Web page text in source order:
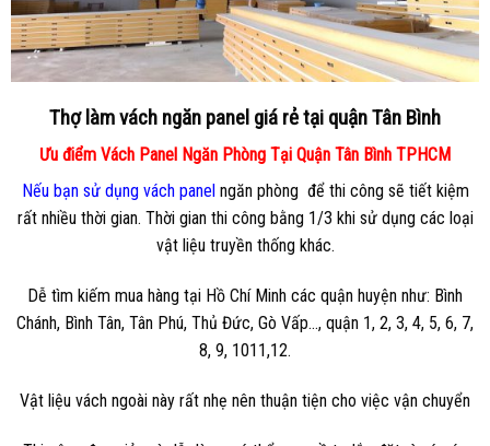
Thợ làm vách ngăn panel giá rẻ tại quận Tân Bình
Ưu điểm Vách Panel Ngăn Phòng Tại Quận Tân Bình TPHCM
Nếu bạn sử dụng vách panel ngăn phòng để thi công sẽ tiết kiệm
rất nhiều thời gian. Thời gian thi công bằng 1/3 khi sử dụng các loại
vật liệu truyền thống khác.
Dễ tìm kiếm mua hàng tại Hồ Chí Minh các quận huyện như: Bình
Chánh, Bình Tân, Tân Phú, Thủ Đức, Gò Vấp…, quận 1, 2, 3, 4, 5, 6, 7,
8, 9, 1011,12.
Vật liệu vách ngoài này rất nhẹ nên thuận tiện cho việc vận chuyển